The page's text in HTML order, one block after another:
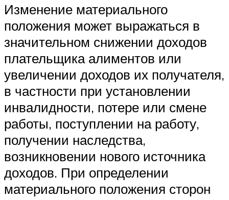
Изменение материального
положения может выражаться в
значительном снижении доходов
плательщика алиментов или
увеличении доходов их получателя,
в частности при установлении
инвалидности, потере или смене
работы, поступлении на работу,
получении наследства,
возникновении нового источника
доходов. При определении
материального положения сторон